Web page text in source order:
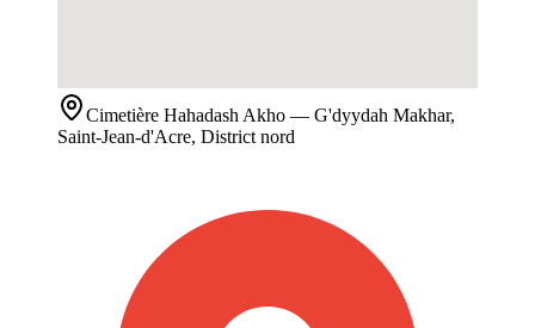
Cimetière Hahadash Akho — G'dyydah Makhar,
Saint-Jean-d'Acre, District nord